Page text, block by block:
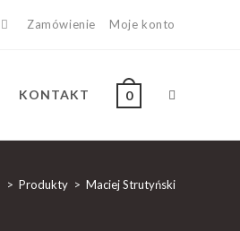
Zamówienie Moje konto
KONTAKT 0
> Produkty > Maciej Strutyński